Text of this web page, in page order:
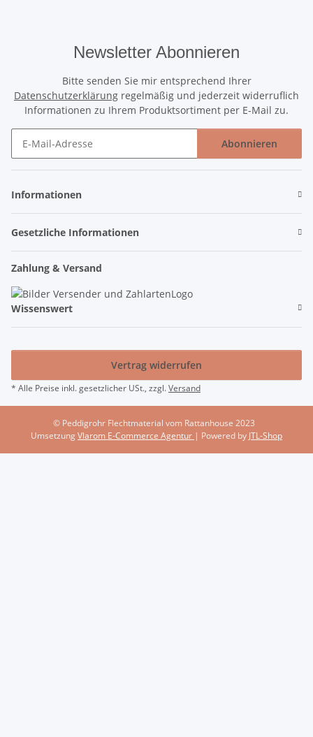
Newsletter Abonnieren
Bitte senden Sie mir entsprechend Ihrer
Datenschutzerklärung regelmäßig und jederzeit widerruflich
Informationen zu Ihrem Produktsortiment per E-Mail zu.
Abonnieren
Informationen
Gesetzliche Informationen
Zahlung & Versand
Wissenswert
Vertrag widerrufen
* Alle Preise inkl. gesetzlicher USt., zzgl.Versand
© Peddigrohr Flechtmaterial vom Rattanhouse 2023
UmsetzungVlarom E-Commerce Agentur | Powered by JTL-Shop